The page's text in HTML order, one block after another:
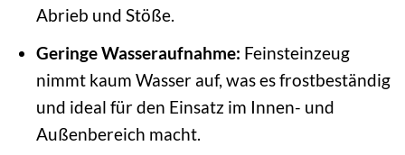
Abrieb und Stöße.
Geringe Wasseraufnahme: Feinsteinzeug
nimmt kaum Wasser auf, was es frostbeständig
und ideal für den Einsatz im Innen- und
Außenbereich macht.